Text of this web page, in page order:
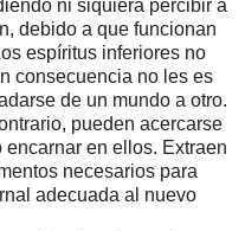
ni siquiera percibir a
debido a que funcionan
espíritus inferiores no
consecuencia no les es
de un mundo a otro.
pueden acercarse
en ellos. Extraen
necesarios para
adecuada al nuevo